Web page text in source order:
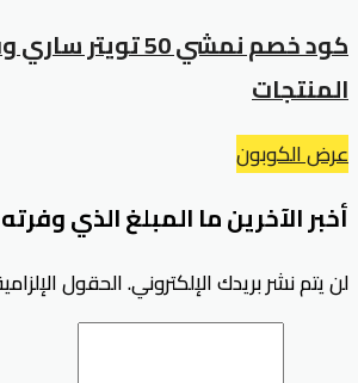
كود خصم نمشي 50
المنتجات
عرض الكوبون
أخبر الآخرين ما المبلغ الذي وفرته
لن يتم نشر بريدك الإلكتروني.الحقول